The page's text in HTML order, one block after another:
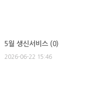
5월 생신서비스 (0)
2026-06-22 15:46